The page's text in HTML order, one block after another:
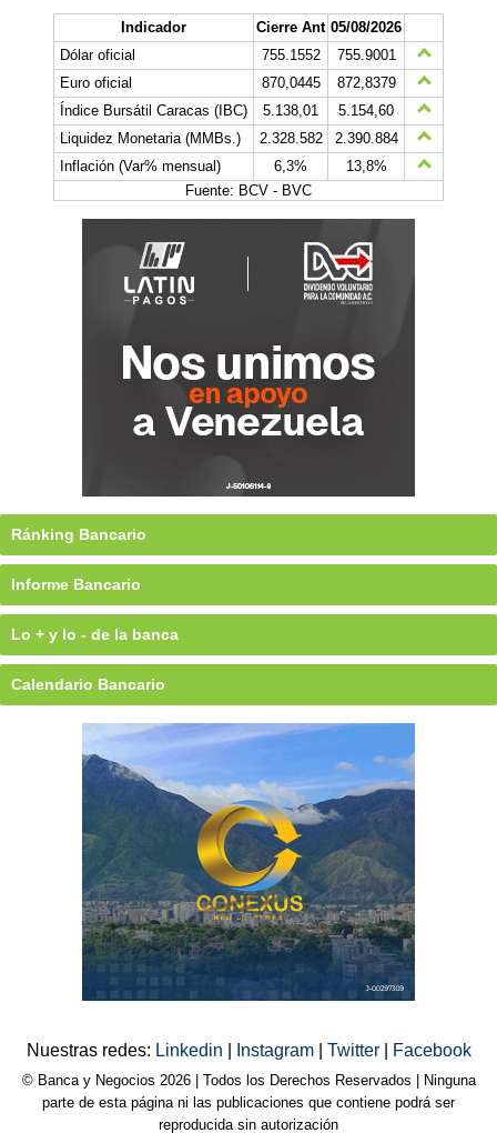
Indicador Cierre Ant 05/08/2026
Dólar oficial
755.1552
755.9001
Euro oficial
870,0445
872,8379
Índice Bursátil Caracas (IBC)
5.138,01
5.154,60
Liquidez Monetaria (MMBs.)
2.328.582
2.390.884
Inflación (Var% mensual)
6,3%
13,8%
Fuente: BCV - BVC
Ránking Bancario
Informe Bancario
Lo + y lo - de la banca
Calendario Bancario
Nuestras redes: Linkedin Instagram Twitter Facebook
© Banca y Negocios 2026 | Todos los Derechos Reservados | Ninguna
parte de esta página ni las publicaciones que contiene podrá ser
reproducida sin autorización